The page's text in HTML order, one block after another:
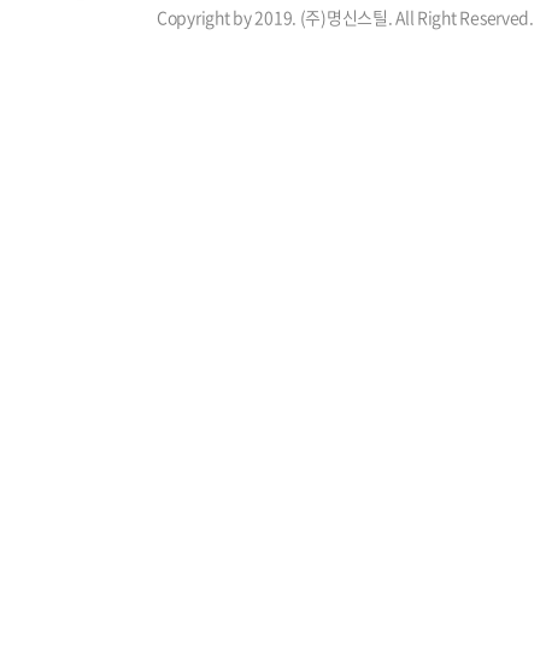
Copyright by 2019. (주)명신스틸. All Right Reserved.